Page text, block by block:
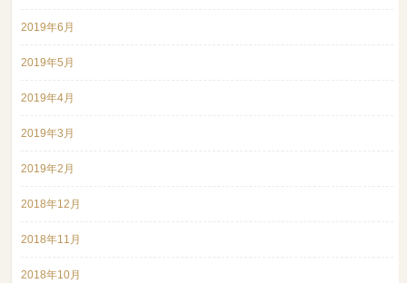
2019年6月
2019年5月
2019年4月
2019年3月
2019年2月
2018年12月
2018年11月
2018年10月